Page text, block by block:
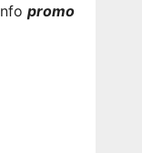
promo